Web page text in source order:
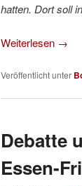
hatten. Dort soll
Weiterlesen →
Veröffentlicht unter
Debatte
Essen-